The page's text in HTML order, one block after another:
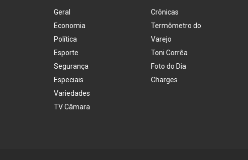
Geral
Economia
Política
Esporte
Segurança
Especiais
Variedades
TV Câmara
Crônicas
Termômetro do
Varejo
Toni Corrêa
Foto do Dia
Charges